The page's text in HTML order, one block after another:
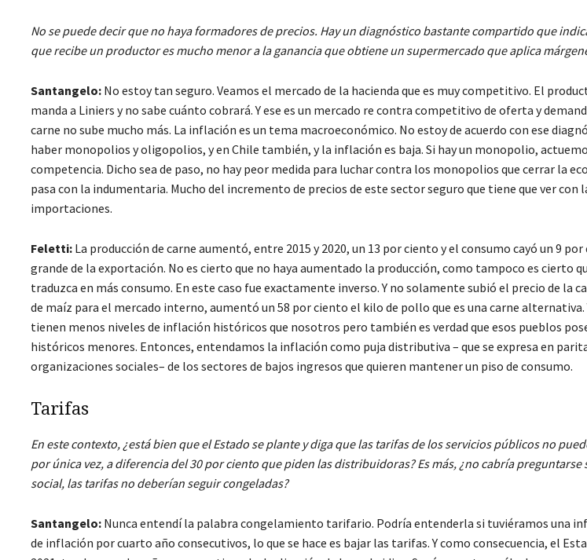
No se puede decir que no haya formadores de precios. Hay un diagnóstico bastante compartido que
que recibe un productor es mucho menor a la ganancia que obtiene un supermercado que aplica
Santangelo: No estoy tan seguro. Veamos el mercado de la hacienda que es muy competitivo. El
manda a Liniers y no sabe cuánto cobrará. Y ese es un mercado re contra competitivo de oferta y
carne no sube mucho más. La inflación es un tema macroeconómico. No estoy de acuerdo con ese
haber monopolios y oligopolios, y en Chile también, y la inflación es baja. Si hay un monopolio,
competencia. Dicho sea de paso, no hay peor medida para luchar contra los monopolios que cerrar la
pasa con la indumentaria. Mucho del incremento de precios de este sector seguro que tiene que ver con
importaciones.
Feletti: La producción de carne aumentó, entre 2015 y 2020, un 13 por ciento y el consumo cayó un 9
grande de la exportación. No es cierto que no haya aumentado la producción, como tampoco es cierto
traduzca en más consumo. En este caso fue exactamente inverso. Y no solamente subió el precio de la
de maíz para el mercado interno, aumentó un 58 por ciento el kilo de pollo que es una carne alternativa.
tienen menos niveles de inflación históricos que nosotros pero también es verdad que esos pueblos
históricos menores. Entonces, entendamos la inflación como puja distributiva – que se expresa en
organizaciones sociales– de los sectores de bajos ingresos que quieren mantener un piso de consumo.
Tarifas
En este contexto, ¿está bien que el Estado se plante y diga que las tarifas de los servicios públicos no
por única vez, a diferencia del 30 por ciento que piden las distribuidoras? Es más, ¿no cabría
social, las tarifas no deberían seguir congeladas?
Santangelo: Nunca entendí la palabra congelamiento tarifario. Podría entenderla si tuviéramos una
de inflación por cuarto año consecutivos, lo que se hace es bajar las tarifas. Y como consecuencia, el